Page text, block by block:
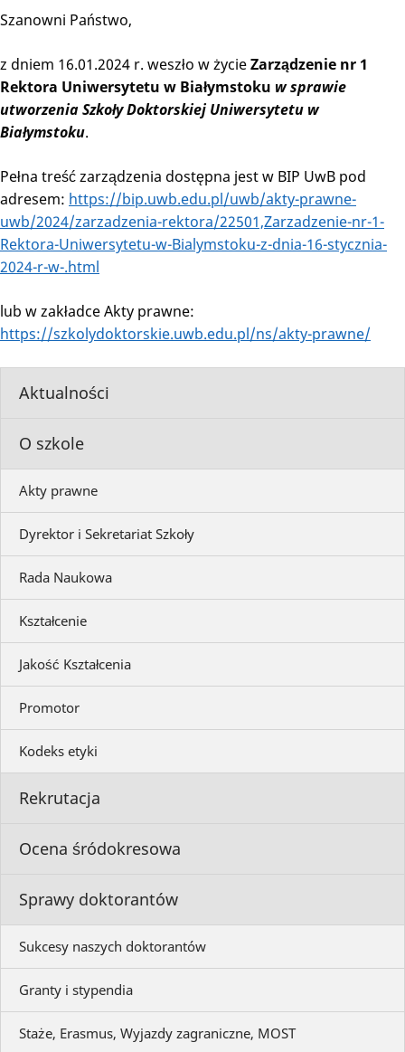
Aktualności
O szkole
Akty prawne
Dyrektor i Sekretariat Szkoły
Rada Naukowa
Kształcenie
Jakość Kształcenia
Promotor
Kodeks etyki
Rekrutacja
Ocena śródokresowa
Sprawy doktorantów
Sukcesy naszych doktorantów
Granty i stypendia
Staże, Erasmus, Wyjazdy zagraniczne, MOST
Szanowni Państwo,
z dniem 16.01.2024 r. weszło w życieZarządzenie nr 1
Rektora Uniwersytetu w Białymstoku w sprawie
utworzenia Szkoły Doktorskiej Uniwersytetu w
Białymstoku.
Pełna treść zarządzenia dostępna jest w BIP UwB pod
adresem: https://bip.uwb.edu.pl/uwb/akty-prawne-
uwb/2024/zarzadzenia-rektora/22501,Zarzadzenie-nr-1-
Rektora-Uniwersytetu-w-Bialymstoku-z-dnia-16-stycznia-
2024-r-w-.html
lub w zakładce Akty prawne:
https://szkolydoktorskie.uwb.edu.pl/ns/akty-prawne/